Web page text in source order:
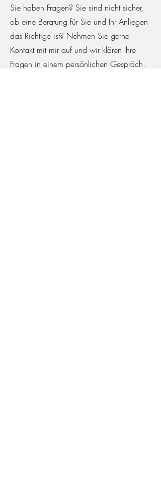
Sie haben Fragen? Sie sind nicht sicher,
ob eine Beratung für Sie und Ihr Anliegen
das Richtige ist? Nehmen Sie gerne
Kontakt mit mir auf und wir klären Ihre
Fragen in einem persönlichen Gespräch.